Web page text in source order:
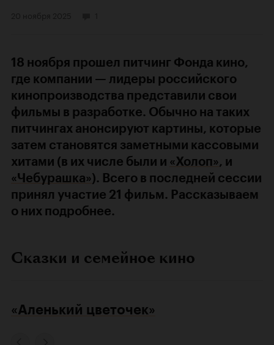
18 ноября прошел питчинг Фонда кино,
где компании — лидеры российского
кинопроизводства представили свои
фильмы в разработке. Обычно на таких
питчингах анонсируют картины, которые
затем становятся заметными кассовыми
хитами (в их числе были и «Холоп», и
«Чебурашка»). Всего в последней сессии
принял участие 21 фильм. Рассказываем
о них подробнее.
Сказки и семейное кино
«Аленький цветочек»